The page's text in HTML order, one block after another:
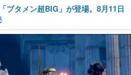
ブタメン超BIG」が登場。8月11日